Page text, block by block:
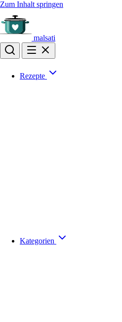
Zum Inhalt springen
malsati
Rezepte
Kategorien